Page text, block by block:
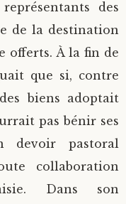
des
de la destination
offerts. À la fin de
que si, contre
biens adoptait
pas bénir ses
devoir pastoral
collaboration
Dans son